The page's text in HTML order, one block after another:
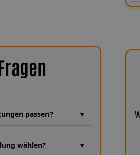
passen?
die Baujahre 10|2019–-, um
wählen?